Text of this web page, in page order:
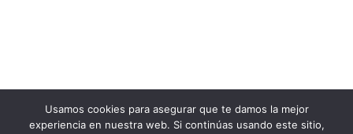
Usamos cookies para asegurar que te damos la mejor
experiencia en nuestra web. Si continúas usando este sitio,